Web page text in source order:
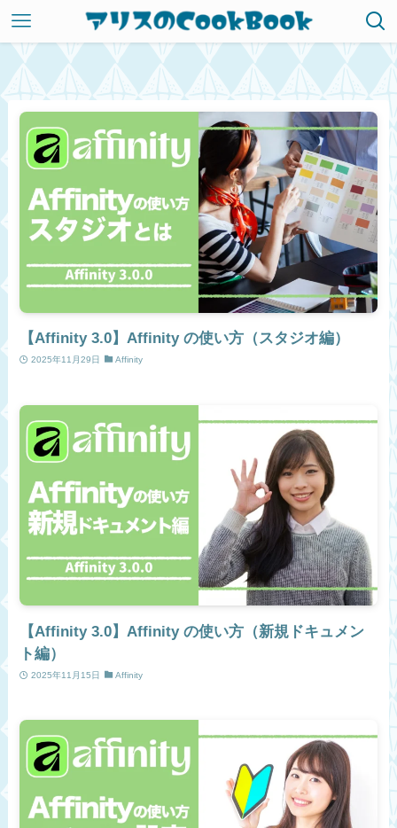
【Affinity 3.0】Affinity の使い方（スタジオ編）
2025年11月29日 Affinity
【Affinity 3.0】Affinity の使い方（新規ドキュメン
ト編）
2025年11月15日 Affinity